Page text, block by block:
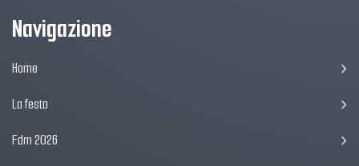
Navigazione
Home
La festa
Fdm 2026